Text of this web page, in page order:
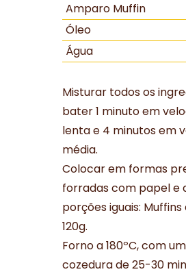
Amparo Muffin
Óleo
Água
Misturar todos os
bater 1 minuto em
lenta e 4 minutos em
média.
Colocar em formas
forradas com papel e
porções iguais:
120g.
Forno a 180ºC, com
cozedura de 25-30